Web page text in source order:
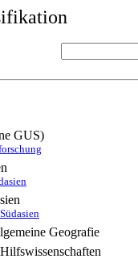
GUS)
Südasien
Geografie
Hilfswissenschaften